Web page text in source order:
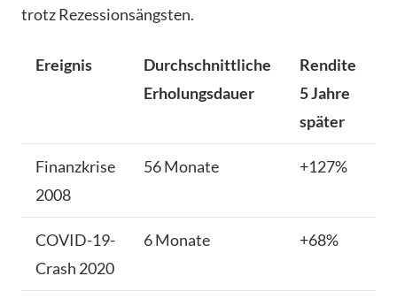
trotz Rezessionsängsten.
Ereignis
Durchschnittliche
Erholungsdauer
Rendite
5 Jahre
später
Finanzkrise
2008
56 Monate +127%
COVID-19-
Crash 2020
6 Monate +68%